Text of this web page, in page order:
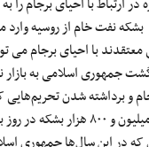
اتحادیه اروپا هنوز روزانه ۱ میلیون و
با احیای برجام می
جمهوری اسلامی به
بازگشتند، قادر خواهد بود تولید